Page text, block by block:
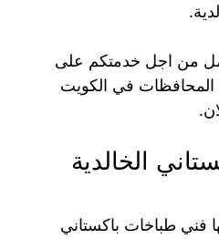
من اجل خدمتكم على
كل المحافظات في الكويت
الخالدية
فني طباخات باكستاني